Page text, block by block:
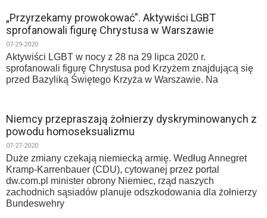
„Przyrzekamy prowokować”. Aktywiści LGBT
sprofanowali figurę Chrystusa w Warszawie
07-29-2020
Aktywiści LGBT w nocy z 28 na 29 lipca 2020 r.
sprofanowali figurę Chrystusa pod Krzyżem znajdującą się
przed Bazyliką Świętego Krzyża w Warszawie. Na
Niemcy przepraszają żołnierzy dyskryminowanych z
powodu homoseksualizmu
07-27-2020
Duże zmiany czekają niemiecką armię. Według Annegret
Kramp-Karrenbauer (CDU), cytowanej przez portal
dw.com.pl minister obrony Niemiec, rząd naszych
zachodnich sąsiadów planuje odszkodowania dla żołnierzy
Bundeswehry